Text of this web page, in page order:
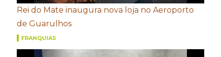
Rei do Mate inaugura nova loja no Aeroporto
de Guarulhos
FRANQUIAS